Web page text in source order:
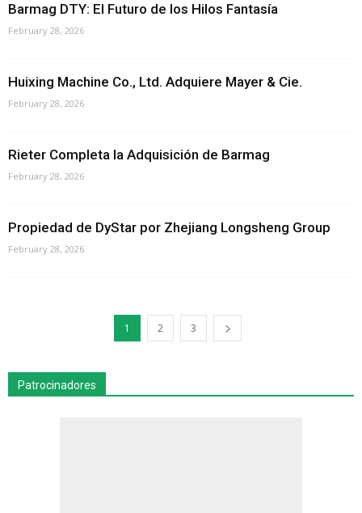
Barmag DTY: El Futuro de los Hilos Fantasía
February 28, 2026
Huixing Machine Co., Ltd. Adquiere Mayer & Cie.
February 28, 2026
Rieter Completa la Adquisición de Barmag
February 28, 2026
Propiedad de DyStar por Zhejiang Longsheng Group
February 28, 2026
1 2 3
Patrocinadores